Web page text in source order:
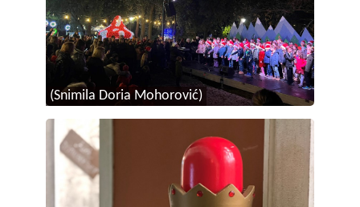
(Snimila Doria Mohorović)